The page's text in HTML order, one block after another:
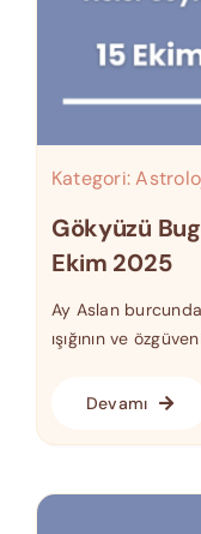
Kategori:
Gökyüzü
Ekim 2025
Ay Aslan burcunda
ışığının ve
Devamı